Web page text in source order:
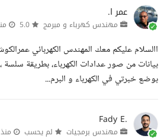
عمر ا.
مهندس كهرباء و مبرمج
االسلام عليكم معك المهندس الكهربائي
بيانات من صور عدادات الكهرباء، بطريقة
بوضع خبرتي في الكهرباء و البرم...
Fady E.
مهندس برمجيات لم يحسب